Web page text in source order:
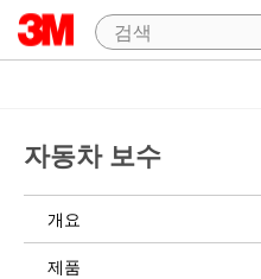
자동차 보수
개요
제품